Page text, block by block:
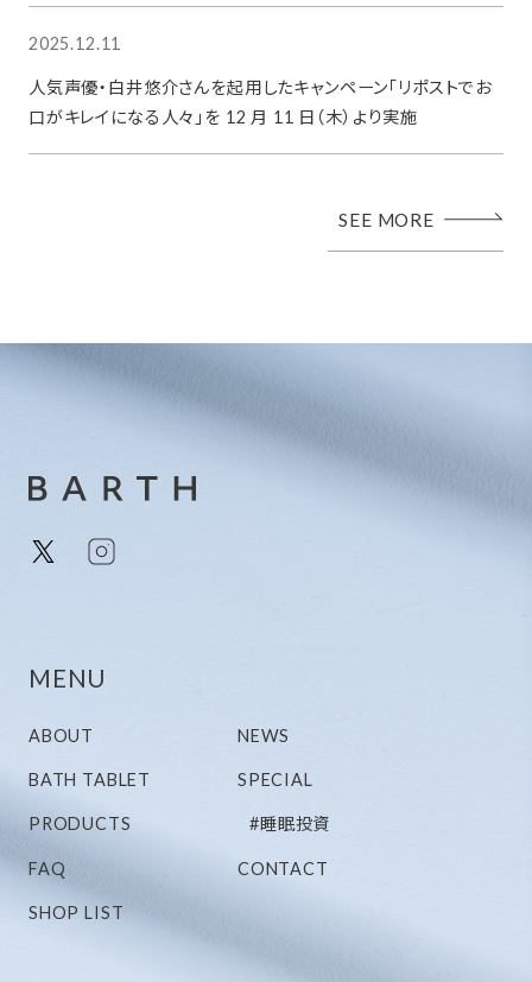
2025.12.11
人気声優・白井悠介さんを起用したキャンペーン「リポストでお
口がキレイになる人々」を 12 月 11 日（木）より実施
SEE MORE
MENU
ABOUT
BATH TABLET
PRODUCTS
FAQ
SHOP LIST
NEWS
SPECIAL
#睡眠投資
CONTACT